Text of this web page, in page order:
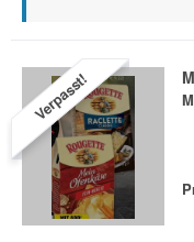
Verpasst!